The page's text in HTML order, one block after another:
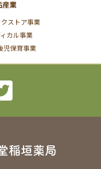
産業
ストア事業
カル事業
児保育事業